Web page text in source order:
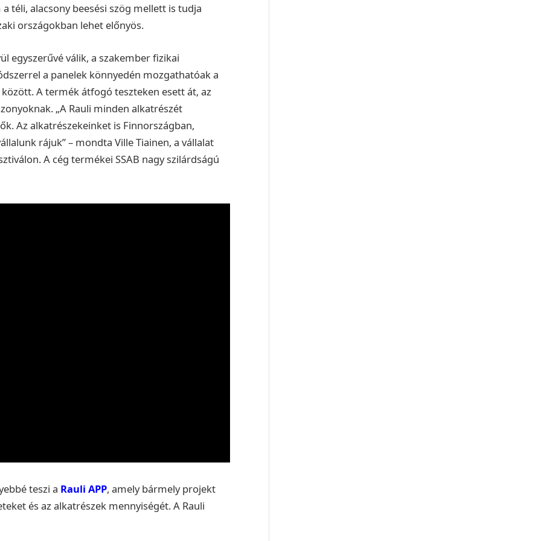
téli, alacsony beesési szög mellett is tudja
országokban lehet előnyös.
egyszerűvé válik, a szakember fizikai
a panelek könnyedén mozgathatóak a
A termék átfogó teszteken esett át, az
„A Rauli minden alkatrészét
Az alkatrészekeinket is Finnországban,
rájuk” – mondta Ville Tiainen, a vállalat
A cég termékei SSAB nagy szilárdságú
teszi a Rauli APP, amely bármely projekt
és az alkatrészek mennyiségét. A Rauli